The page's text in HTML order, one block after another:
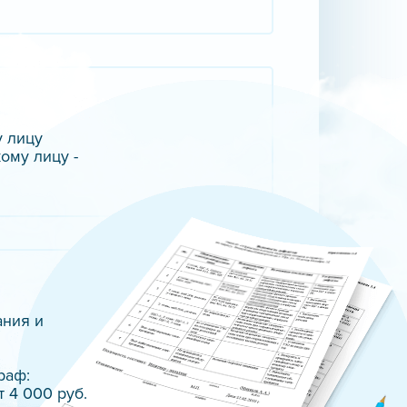
лицу
лицу -
и
4 000 руб.